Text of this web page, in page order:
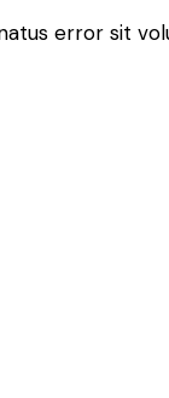
error sit